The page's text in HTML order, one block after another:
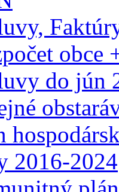
obce
do jún
2016-2024